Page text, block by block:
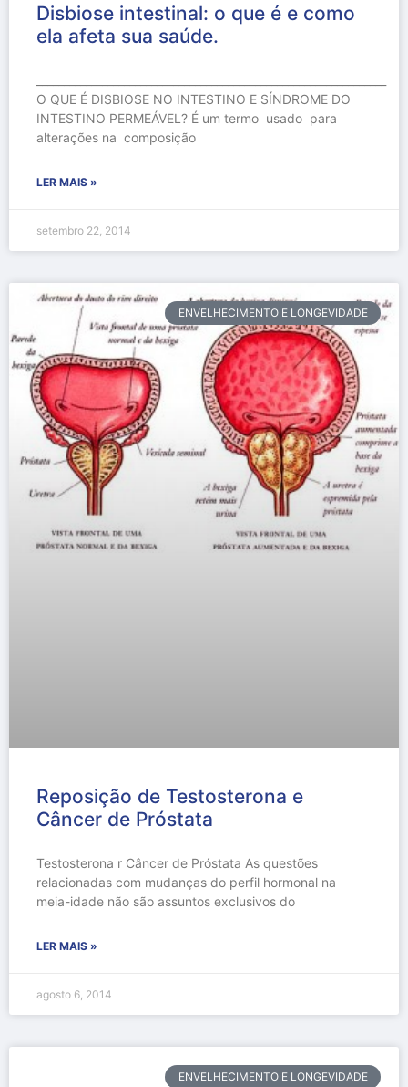
Disbiose intestinal: o que é e como
ela afeta sua saúde.
O QUE É DISBIOSE NO INTESTINO E SÍNDROME DO
INTESTINO PERMEÁVEL? É um termo usado para
alterações na composição
LER MAIS »
setembro 22, 2014
ENVELHECIMENTO E LONGEVIDADE
Reposição de Testosterona e
Câncer de Próstata
Testosterona r Câncer de Próstata As questões
relacionadas com mudanças do perfil hormonal na
meia-idade não são assuntos exclusivos do
LER MAIS »
agosto 6, 2014
ENVELHECIMENTO E LONGEVIDADE